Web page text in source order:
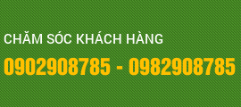
CHĂM SÓC KHÁCH HÀNG
0902908785 - 0982908785